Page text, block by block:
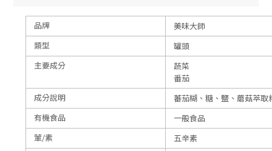
品牌
美味大師
類型
罐頭
主要成分
蔬菜
番茄
成分說明
蕃茄糊、糖、鹽、蘑菇萃
有機食品
一般食品
葷/素
五辛素